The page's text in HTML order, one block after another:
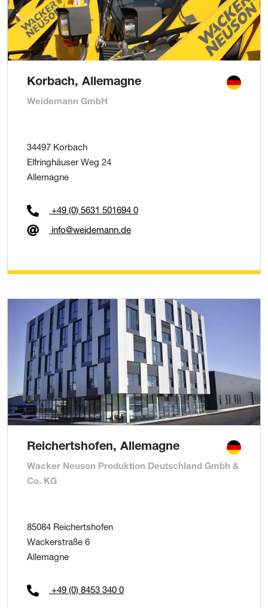
Korbach, Allemagne
Weidemann GmbH
34497 Korbach
Elfringhäuser Weg 24
Allemagne
+49 (0) 5631 501694 0
info@weidemann.de
Reichertshofen, Allemagne
Wacker Neuson Produktion Deutschland Gmbh &
Co. KG
85084 Reichertshofen
Wackerstraße 6
Allemagne
+49 (0) 8453 340 0